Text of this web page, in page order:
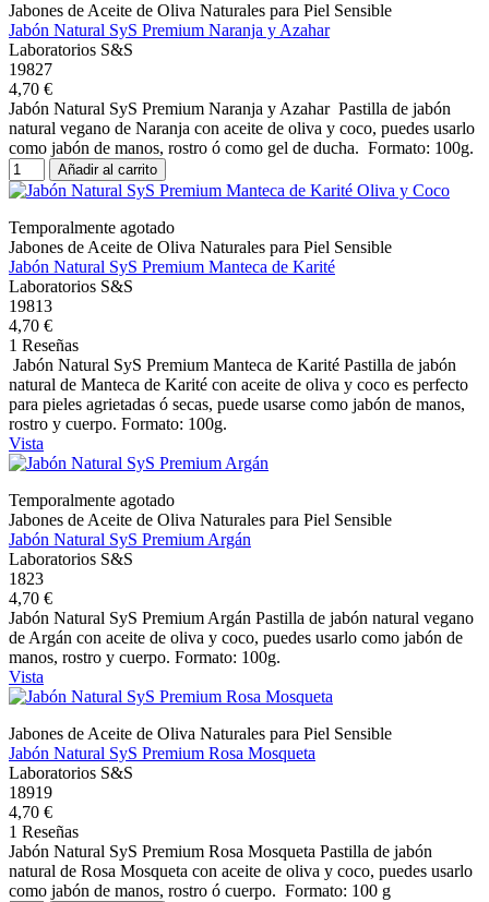
Jabones de Aceite de Oliva Naturales para Piel Sensible
Jabón Natural SyS Premium Naranja y Azahar
Laboratorios S&S
19827
4,70 €
Jabón Natural SyS Premium Naranja y Azahar Pastilla de jabón
natural vegano de Naranja con aceite de oliva y coco, puedes usarlo
como jabón de manos, rostro ó como gel de ducha. Formato: 100g.
Añadir al carrito
Temporalmente agotado
Jabones de Aceite de Oliva Naturales para Piel Sensible
Jabón Natural SyS Premium Manteca de Karité
Laboratorios S&S
19813
4,70 €
1 Reseñas
Jabón Natural SyS Premium Manteca de Karité Pastilla de jabón
natural de Manteca de Karité con aceite de oliva y coco es perfecto
para pieles agrietadas ó secas, puede usarse como jabón de manos,
rostro y cuerpo. Formato: 100g.
Vista
Temporalmente agotado
Jabones de Aceite de Oliva Naturales para Piel Sensible
Jabón Natural SyS Premium Argán
Laboratorios S&S
1823
4,70 €
Jabón Natural SyS Premium Argán Pastilla de jabón natural vegano
de Argán con aceite de oliva y coco, puedes usarlo como jabón de
manos, rostro y cuerpo. Formato: 100g.
Vista
Jabones de Aceite de Oliva Naturales para Piel Sensible
Jabón Natural SyS Premium Rosa Mosqueta
Laboratorios S&S
18919
4,70 €
1 Reseñas
Jabón Natural SyS Premium Rosa Mosqueta Pastilla de jabón
natural de Rosa Mosqueta con aceite de oliva y coco, puedes usarlo
como jabón de manos, rostro ó cuerpo. Formato: 100 g